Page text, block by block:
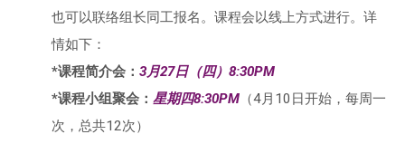
也可以联络组长同工报名。课程会以线上方式进行。详
情如下：
*课程简介会： 3月27日（四）8:30PM
*课程小组聚会： 星期四8:30PM（4月10日开始，每周一
次，总共12次）